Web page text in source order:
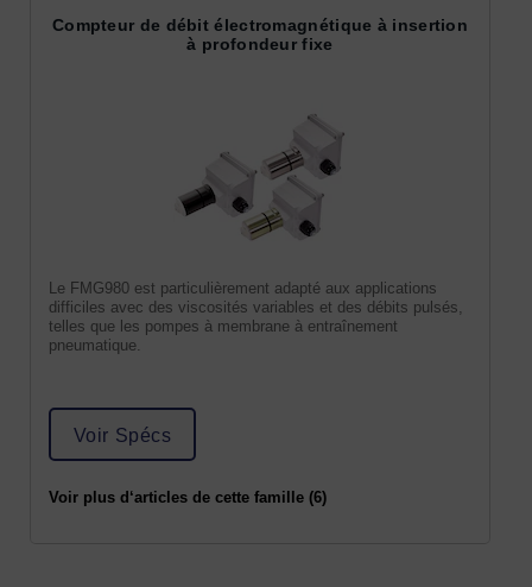
Compteur de débit électromagnétique à insertion
à profondeur fixe
Le FMG980 est particulièrement adapté aux applications
difficiles avec des viscosités variables et des débits pulsés,
telles que les pompes à membrane à entraînement
pneumatique.
Voir Spécs
Voir plus d‘articles de cette famille (6)